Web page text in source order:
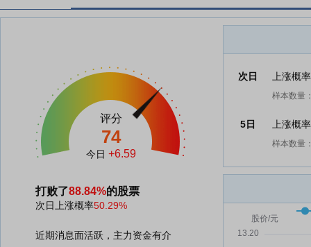
评分
74
今日 +6.59
打败了88.84%的股票
次日上涨概率50.29%
近期消息面活跃，主力资金有介
次日 上涨概
样本数量
5日 上涨概
样本数量